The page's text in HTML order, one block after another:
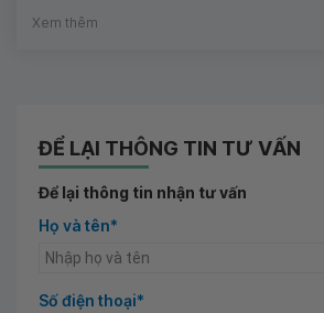
Xem thêm
ĐỂ LẠI THÔNG TIN TƯ VẤN
Để lại thông tin nhận tư vấn
Họ và tên*
Số điện thoại*